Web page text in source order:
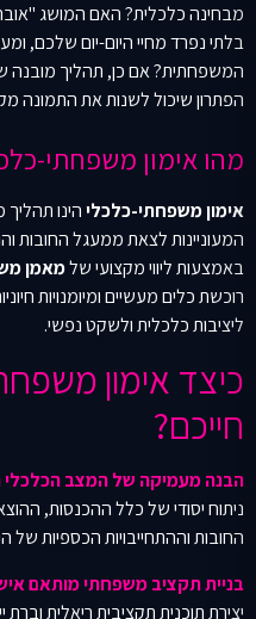
מבחינה כלכלית? האם המושג
בלתי נפרד מחיי היום-יום שלכם,
המשפחתית? אם כן, תהליך מובנה
הפתרון שיכול לשנות את התמונה
מהו אימון משפחתי-
אימון משפחתי-כלכליהינו
המעוניינות לצאת ממעגל החובות
באמצעות ליווי מקצועי שלמאמן
רוכשת כלים מעשיים ומיומנויות
ליציבות כלכלית ולשקט נפשי.
כיצד אימון
חייכם?
הבנה מעמיקה של המצב הכלכלי
ניתוח יסודי של כלל ההכנסות,
החובות וההתחייבויות הכספיות
בניית תקציב משפחתי מותאם
יצירת תוכנית תקציבית ריאלית